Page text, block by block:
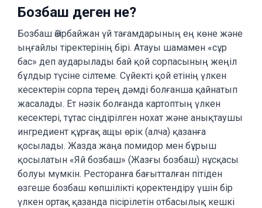
Бозбаш деген не?
Бозбаш Әзірбайжан үй тағамдарының ең көне және
ыңғайлы тіректерінің бірі. Атауы шамамен «сұр
бас» деп аударылады бай қой сорпасының жеңіл
бұлдыр түсіне сілтеме. Сүйекті қой етінің үлкен
кесектерін сорпа терең дәмді болғанша қайнатып
жасалады. Ет нәзік болғанда картоптың үлкен
кесектері, тұтас сіңдірілген нохат және анықтаушы
ингредиент құрғақ ащы өрік (алча) қазанға
қосылады. Жазда жаңа помидор мен бұрыш
қосылатын «Яй бозбаш» (Жазғы бозбаш) нұсқасы
болуы мүмкін. Ресторанға бағытталған пітіден
өзгеше бозбаш көпшілікті қоректендіру үшін бір
үлкен ортақ қазанда пісірілетін отбасылық кешкі